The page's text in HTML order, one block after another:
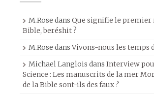
M.Rose dans Que signifie le premier
Bible, beréshit ?
M.Rose dansVivons-nous les temps
Michael Langlois dans Interview
Science : Les manuscrits de la mer
de la Bible sont-ils des faux ?